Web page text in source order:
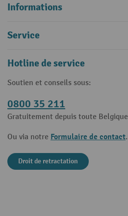
Informations
Service
Hotline de service
Soutien et conseils sous:
0800 35 211
Gratuitement depuis toute Belgique
Ou via notre Formulaire de contact.
Droit de retractation